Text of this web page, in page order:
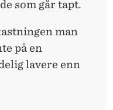
som går tapt.
man
på en
lavere enn